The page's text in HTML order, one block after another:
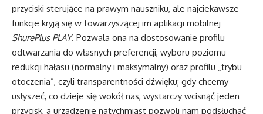
przyciski sterujące na prawym nauszniku, ale najciekawsze
funkcje kryją się w towarzyszącej im aplikacji mobilnej
ShurePlus PLAY. Pozwala ona na dostosowanie profilu
odtwarzania do własnych preferencji, wyboru poziomu
redukcji hałasu (normalny i maksymalny) oraz profilu „trybu
otoczenia”, czyli transparentności dźwięku; gdy chcemy
usłyszeć, co dzieje się wokół nas, wystarczy wcisnąć jeden
przycisk, a urządzenie natychmiast pozwoli nam podsłuchać